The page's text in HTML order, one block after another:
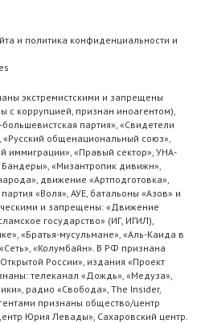
и политика конфиденциальности и
экстремистскими и запрещены
коррупцией, признан иноагентом),
партия», «Свидетели
общенациональный союз»,
иммиграции», «Правый сектор», УНА-
«Мизантропик дивижн»,
движение «Артподготовка»,
«Воля», АУЕ, батальоны «Азов» и
и запрещены: «Движение
государство» (ИГ, ИГИЛ),
«Братья-мусульмане», «Аль-Каида в
«Колумбайн». В РФ признана
России», издания «Проект
телеканал «Дождь», «Медуза»,
радио «Свобода», The Insider,
признаны общество/центр
Юрия Левады», Сахаровский центр.